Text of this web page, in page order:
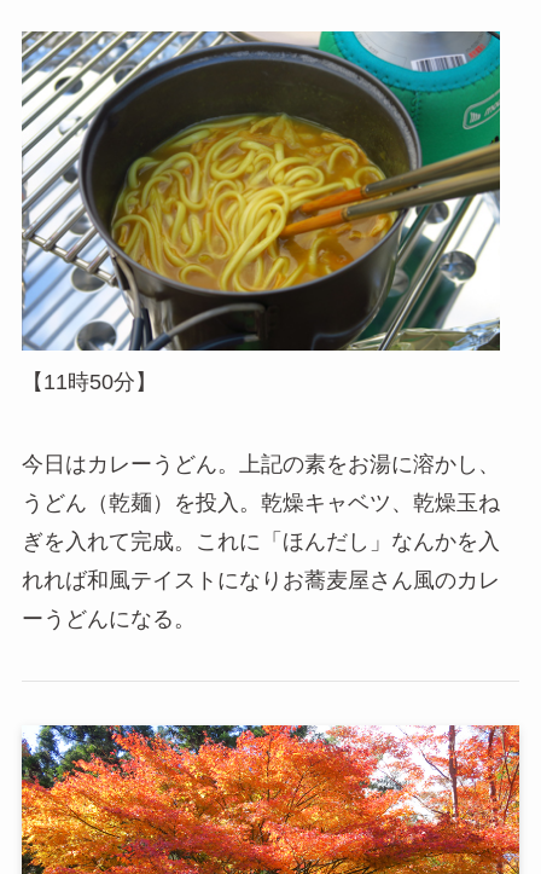
【11時50分】
今日はカレーうどん。上記の素をお湯に溶かし、
うどん（乾麺）を投入。乾燥キャベツ、乾燥玉ね
ぎを入れて完成。これに「ほんだし」なんかを入
れれば和風テイストになりお蕎麦屋さん風のカレ
ーうどんになる。